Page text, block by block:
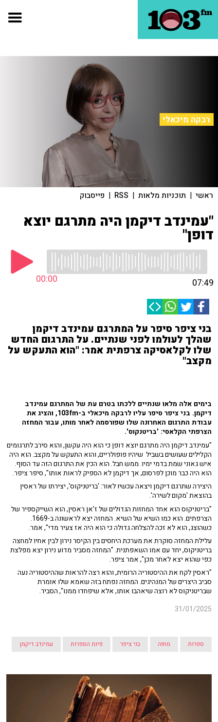
רבקה מיכאלי
ראשי | תוכניות מלאות |
RSS
| פייסבוק
"עמינדב דיקמן היה מתרגם יוצא
דופן"
00:00 07:49
בני ציפר סיפר על המתרגם עמינדב דיקמן
שהלך לעולמו לפני שנתיים. על התרגום החדש
שלו לקלאסיקה צרפתית אמר: "הוא התעקש על
מקצב"
בימים אלה מלאו שנתיים ללכתו בטרם עת של המתרגם עמינדב
דיקמן. בני ציפר סיפר עליו לרבקה מיכאלי ב-103fm, והציג את
עבודת התרגום האחרונה שלו שפורסמה לאחר מותו, עבור המחזה
הצרפתי הקלאסי: 'בריטנקוס'.
"עמינדב דיקמן היה מתרגם יוצא דופן כי הוא היה עקשן, והוא סירב לתרגומים
הקלילים שעושים בשביל שיהיו פופולריים, והוא התעקש על מקצב. הוא היה
איש גאוני שמת בדמי ימיו. ממש חבל. הוא הכין את התרגום הזה עד הסוף.
הוא היה כבר מוכן לפרסום, אך דיקמן לא הספיק לראות אותו", סיפר ציפר.
היצירה שתרגם דיקמן ויצאה עכשיו לאור: 'בריטניקוס', יצירתו של ראסין
בהוצאת 'מקום לשירה'.
"בריטניקוס הוא אחד המחזות הגדולים של ז'אן ראסין, הוא השייקספיר של
הצרפתים. הוא כמו השיא של השיא. המחזה יצא לראשונה ב-1669.
כשהוצג, הוא לא זכה להצלחה גדולה כי הוא היה אז צעיר מדי", אמר.
עלילת המחזה סוקרת את מערכת היחסים בין הקיסר נירון לבין אחיו למחצה
בריטניקוס, יחד עם אמו השאפתנית. "המחזה מסביר מדוע נירון יצא מפלצת
כפי שהוא יצא לאחר מכן", אמר ציפר.
"ראסין לקח את ההיסטוריה הרומית, והוא רצה להראות שההיסטוריה נעה
סביב היצרים של המנהיגים. המחזה נפתח בזה שאמא שלו אומרת
שבריטניקוס לא רוצה שיאהבו אותו, אלא שיפחדו ממנו", הסביר.
31/01/2025
ספרות מחזה בני ציפר פינת הספרות עמינדב דיקמן